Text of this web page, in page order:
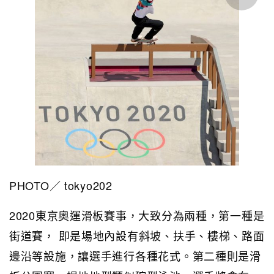
PHOTO／ tokyo202
2020東京奧運滑板賽事，大致分為兩種，第一種是
街道賽， 即是場地內設有斜坡、扶手、樓梯、路面
邊沿等設施，讓選手進行各種花式。第二種則是滑